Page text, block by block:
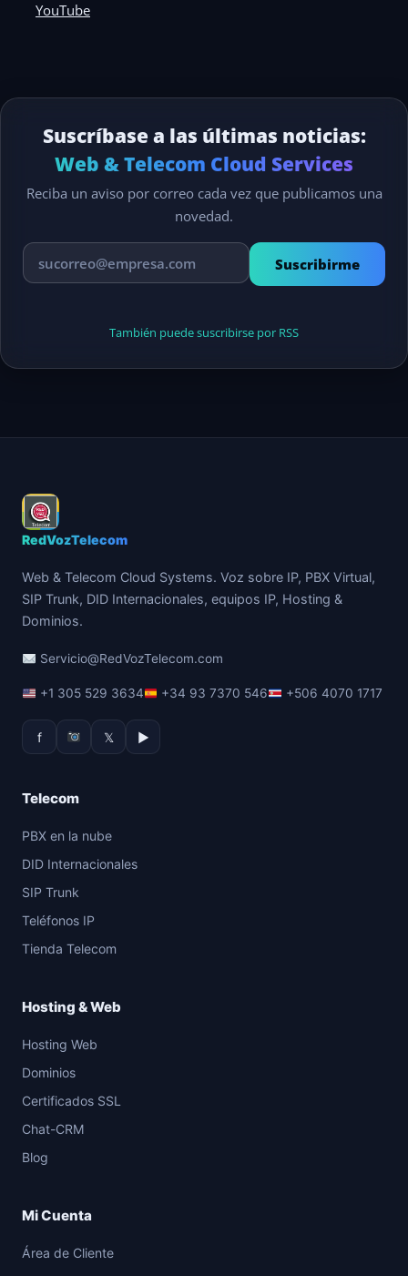
YouTube
Suscríbase a las últimas noticias:
Web & Telecom Cloud Services
Reciba un aviso por correo cada vez que publicamos una
novedad.
Suscribirme
También puede suscribirse por RSS
RedVozTelecom
Web & Telecom Cloud Systems. Voz sobre IP, PBX Virtual,
SIP Trunk, DID Internacionales, equipos IP, Hosting &
Dominios.
Servicio@RedVozTelecom.com
+1 305 529 3634 +34 93 7370 546 +506 4070 1717
f 𝕏 ▶
Telecom
PBX en la nube
DID Internacionales
SIP Trunk
Teléfonos IP
Tienda Telecom
Hosting & Web
Hosting Web
Dominios
Certificados SSL
Chat-CRM
Blog
Mi Cuenta
Área de Cliente